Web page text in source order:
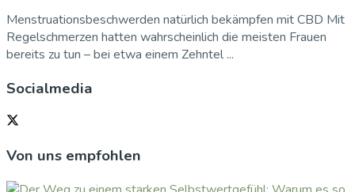
Menstruationsbeschwerden natürlich bekämpfen mit CBD Mit
Regelschmerzen hatten wahrscheinlich die meisten Frauen
bereits zu tun – bei etwa einem Zehntel ...
Socialmedia
Von uns empfohlen